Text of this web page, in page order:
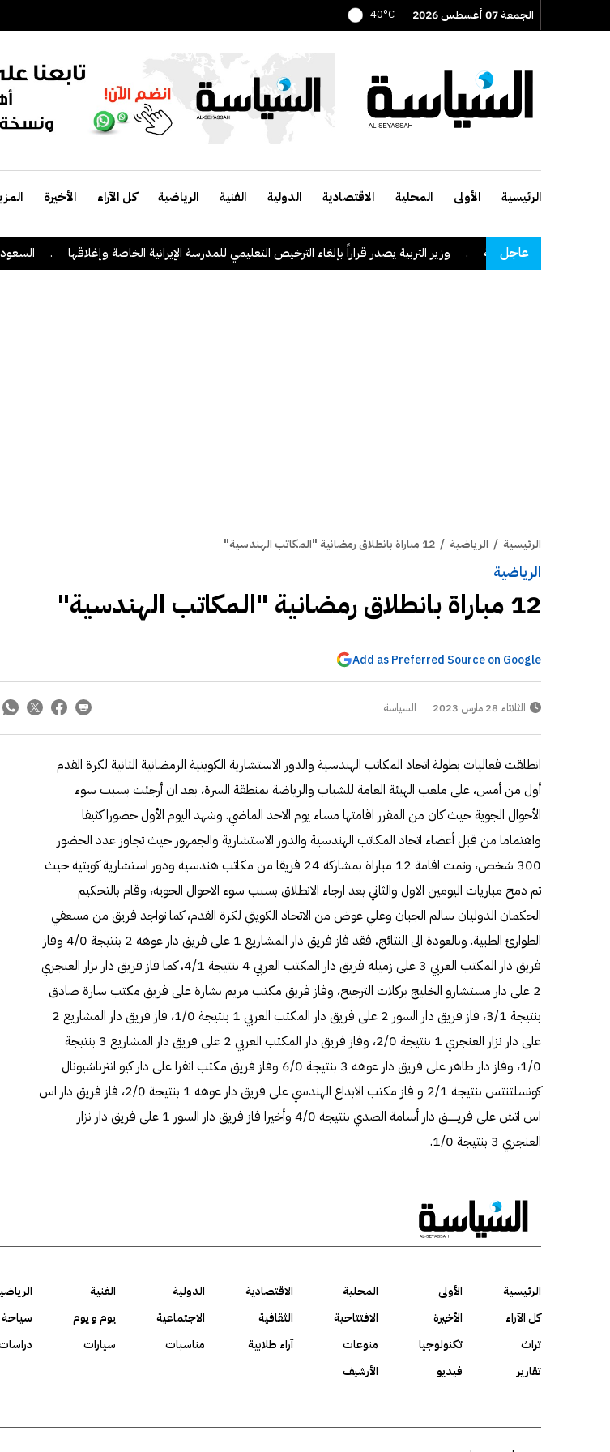
الجمعة 07 أغسطس 2026 40°C
الرئيسية الأولى المحلية الاقتصادية الدولية الفنية الرياضية كل الآراء الأخيرة
عاجلنجران السعودية وزير التربية يصدر قراراً بإلغاء الترخيص التعليمي للمدرسة الإيرانية الخاصة وإغلاقها . السعودية
الرئيسية / الرياضية / 12 مباراة بانطلاق رمضانية "المكاتب الهندسية"
الرياضية
12 مباراة بانطلاق رمضانية "المكاتب الهندسية"
Add as Preferred Source on Google
الثلاثاء 28 مارس 2023 السياسة
انطلقت فعاليات بطولة اتحاد المكاتب الهندسية والدور الاستشارية الكويتية الرمضانية الثانية لكرة القدم
أول من أمس، على ملعب الهيئة العامة للشباب والرياضة بمنطقة السرة، بعد ان أرجئت بسبب سوء
الأحوال الجوية حيث كان من المقرر اقامتها مساء يوم الاحد الماضي. وشهد اليوم الأول حضورا كثيفا
واهتماما من قبل أعضاء اتحاد المكاتب الهندسية والدور الاستشارية والجمهور حيث تجاوز عدد الحضور
300 شخص، وتمت اقامة 12 مباراة بمشاركة 24 فريقا من مكاتب هندسية ودور استشارية كويتية حيث
تم دمج مباريات اليومين الاول والثاني بعد ارجاء الانطلاق بسبب سوء الاحوال الجوية، وقام بالتحكيم
الحكمان الدوليان سالم الجبان وعلي عوض من الاتحاد الكويتي لكرة القدم، كما تواجد فريق من مسعفي
الطوارئ الطبية. وبالعودة الى النتائج، فقد فاز فريق دار المشاريع 1 على فريق دار عوهه 2 بنتيجة 4/0 وفاز
فريق دار المكتب العربي 3 على زميله فريق دار المكتب العربي 4 بنتيجة 4/1، كما فاز فريق دار نزار العنجري
2 على دار مستشارو الخليج بركلات الترجيح، وفاز فريق مكتب مريم بشارة على فريق مكتب سارة صادق
بنتيجة 3/1، فاز فريق دار السور 2 على فريق دار المكتب العربي 1 بنتيجة 1/0، فاز فريق دار المشاريع 2
على دار نزار العنجري 1 بنتيجة 2/0، وفاز فريق دار المكتب العربي 2 على فريق دار المشاريع 3 بنتيجة
1/0، وفاز دار طاهر على فريق دار عوهه 3 بنتيجة 6/0 وفاز فريق مكتب انفرا على دار كيو انترناشيونال
كونسلتنتس بنتيجة 2/1 و فاز مكتب الابداع الهندسي على فريق دار عوهه 1 بنتيجة 2/0، فاز فريق دار اس
اس اتش على فريــــــق دار أسامة الصدي بنتيجة 4/0 وأخيرا فاز فريق دار السور 1 على فريق دار نزار
العنجري 3 بنتيجة 1/0.
الرئيسية الأولى المحلية الاقتصادية الدولية الفنية
كل الآراء
الأخيرة الافتتاحية الثقافية الاجتماعية يوم و يوم
سياحة
تراث
تكنولوجيا منوعات آراء طلابية مناسبات سيارات
تقارير
فيديو الأرشيف